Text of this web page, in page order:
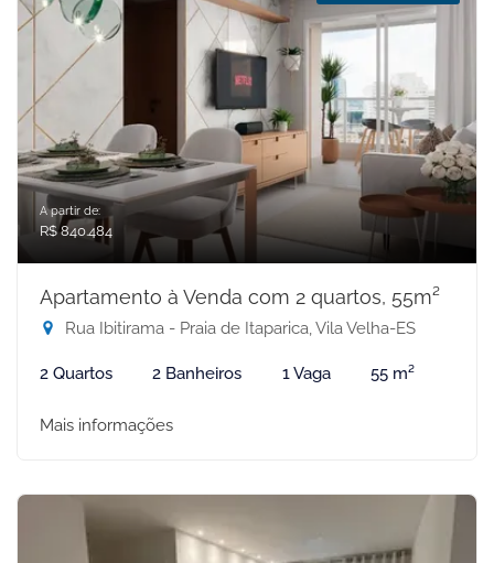
A partir de:
R$ 840.484
Apartamento à Venda com 2 quartos, 55m²
Rua Ibitirama - Praia de Itaparica, Vila Velha-ES
2 Quartos 2 Banheiros 1 Vaga 55 m²
Mais informações